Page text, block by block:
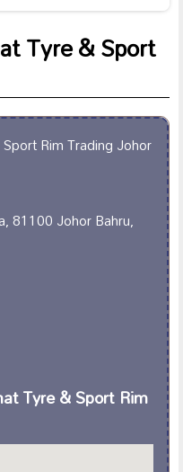
Tyre & Sport
81100 Johor Bahru,
Tyre & Sport Rim